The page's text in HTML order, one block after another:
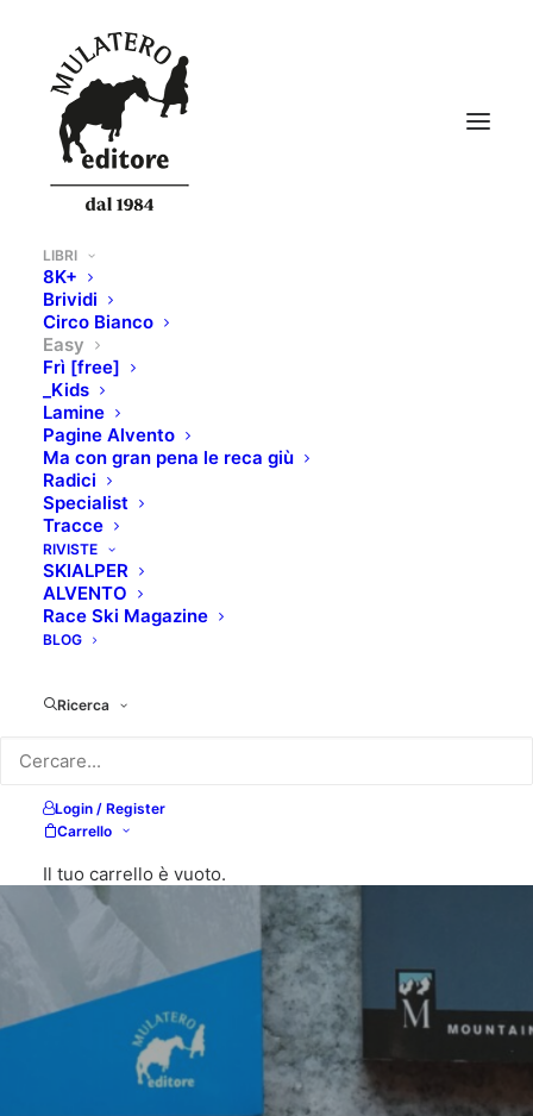
LIBRI
8K+
Brividi
Circo Bianco
Easy
Frì [free]
_Kids
Lamine
Pagine Alvento
Ma con gran pena le reca giù
Radici
Specialist
Tracce
RIVISTE
SKIALPER
ALVENTO
Race Ski Magazine
BLOG
Ricerca
Login / Register
Carrello
Il tuo carrello è vuoto.
La collana di manualistica in formato